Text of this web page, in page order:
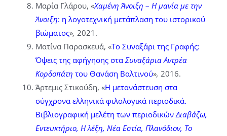
Μαρία Γλάρου, «Χαμένη Άνοιξη – Η μανία με την
Άνοιξη: η λογοτεχνική μετάπλαση του ιστορικού
βιώματος», 2021.
Ματίνα Παρασκευά, «Το Συναξάρι της Γραφής:
Όψεις της αφήγησης σταΣυναξάρια Αντρέα
Κορδοπάτη του Θανάση Βαλτινού», 2016.
Άρτεμις Στικούδη, «Η μετανάστευση στα
σύγχρονα ελληνικά φιλολογικά περιοδικά.
Βιβλιογραφική μελέτη των περιοδικώνΔιαβάζω,
Εντευκτήριο, Η λέξη, Νέα Εστία, Πλανόδιον, Το